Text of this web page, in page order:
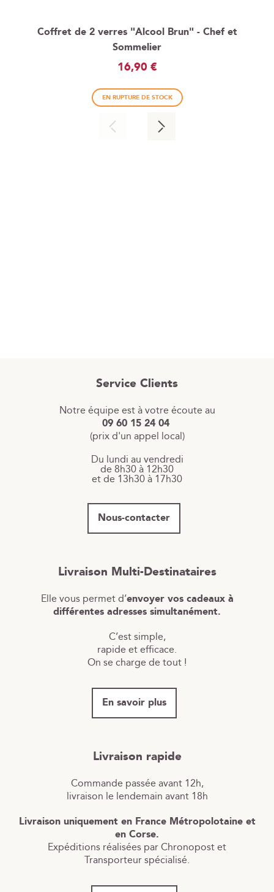
Coffret de 2 verres "Alcool Brun" - Chef et
Sommelier
16,90 €
EN RUPTURE DE STOCK
Service Clients
Notre équipe est à votre écoute au
09 60 15 24 04
(prix d'un appel local)
Du lundi au vendredi
de 8h30 à 12h30
et de 13h30 à 17h30
Nous-contacter
Livraison Multi-Destinataires
Elle vous permet d’envoyer vos cadeaux à
différentes adresses simultanément.
C’est simple,
rapide et efficace.
On se charge de tout !
En savoir plus
Livraison rapide
Commande passée avant 12h,
livraison le lendemain avant 18h
Livraison uniquement en France Métropolotaine et
en Corse.
Expéditions réalisées par Chronopost et
Transporteur spécialisé.